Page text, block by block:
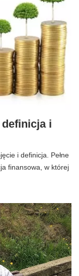
i
i definicja. Pełne
finansowa, w której